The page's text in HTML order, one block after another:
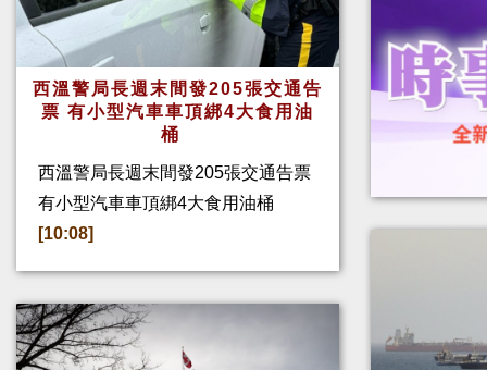
西溫警局長週末間發205張交通告
票 有小型汽車車頂綁4大食用油
桶
西溫警局長週末間發205張交通告票
有小型汽車車頂綁4大食用油桶
[10:08]